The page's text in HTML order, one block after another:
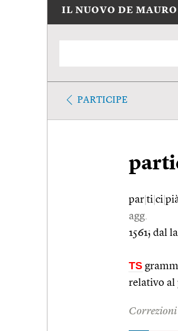
IL NUOVO DE MAURO
PARTICIPE
par ti ci
agg.
1561; dal
TS
relativo al
Correzioni